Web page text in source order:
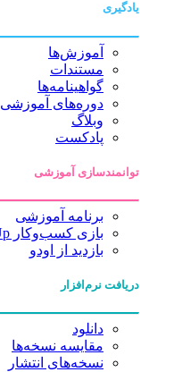
یادگیری
آموزش‌ها
مستندات
گواهینامه‌ها
دوره‌های آموزشی
وبلاگ
پادکست
توانمندسازی آموزشی
برنامه آموزشی
بازی کسب‌وکار Scale Up!
بازدید از اودو
دریافت نرم‌افزار
دانلود
مقایسه نسخه‌ها
نسخه‌های انتشار